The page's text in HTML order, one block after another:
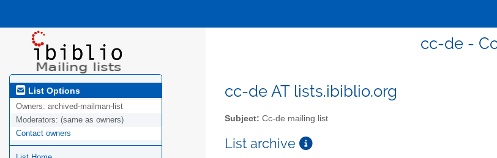
cc-de -
List Options
Owners: archived-mailman-list
Moderators: (same as owners)
Contact owners
cc-de AT lists.ibiblio.org
Subject: Cc-de mailing list
List archive